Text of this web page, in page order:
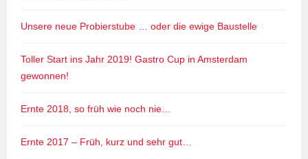
Unsere neue Probierstube … oder die ewige Baustelle
Toller Start ins Jahr 2019! Gastro Cup in Amsterdam
gewonnen!
Ernte 2018, so früh wie noch nie…
Ernte 2017 – Früh, kurz und sehr gut…